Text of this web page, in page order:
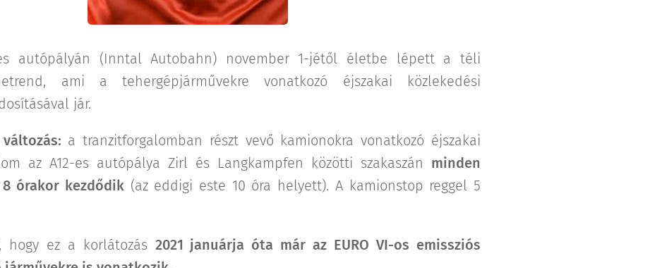
es autópályán (Inntal Autobahn) november 1-jétől életbe lépett a téli
ami a tehergépjárművekre vonatkozó éjszakai közlekedési
jár.
a tranzitforgalomban részt vevő kamionokra vonatkozó éjszakai
az A12-es autópálya Zirl és Langkampfen közötti szakaszán minden
órakor kezdődik(az eddigi este 10 óra helyett). A kamionstop reggel 5
hogy ez a korlátozás 2021 januárja óta már az EURO VI-os emissziós